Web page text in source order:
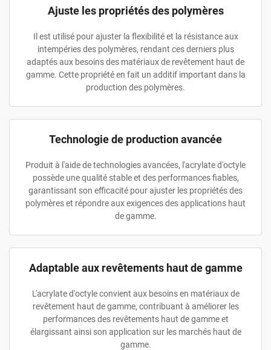
Ajuste les propriétés des polymères
Il est utilisé pour ajuster la flexibilité et la résistance aux
intempéries des polymères, rendant ces derniers plus
adaptés aux besoins des matériaux de revêtement haut de
gamme. Cette propriété en fait un additif important dans la
production des polymères.
Technologie de production avancée
Produit à l'aide de technologies avancées, l'acrylate d'octyle
possède une qualité stable et des performances fiables,
garantissant son efficacité pour ajuster les propriétés des
polymères et répondre aux exigences des applications haut
de gamme.
Adaptable aux revêtements haut de gamme
L'acrylate d'octyle convient aux besoins en matériaux de
revêtement haut de gamme, contribuant à améliorer les
performances des revêtements haut de gamme et
élargissant ainsi son application sur les marchés haut de
gamme.